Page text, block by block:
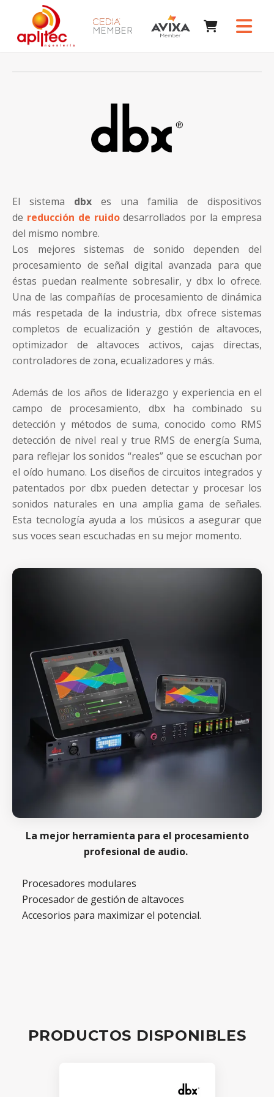
El sistema dbx es una familia de dispositivos
de reducción de ruidodesarrollados por la empresa
del mismo nombre.
Los mejores sistemas de sonido dependen del
procesamiento de señal digital avanzada para que
éstas puedan realmente sobresalir, y dbx lo ofrece.
Una de las compañías de procesamiento de dinámica
más respetada de la industria, dbx ofrece sistemas
completos de ecualización y gestión de altavoces,
optimizador de altavoces activos, cajas directas,
controladores de zona, ecualizadores y más.
Además de los años de liderazgo y experiencia en el
campo de procesamiento, dbx ha combinado su
detección y métodos de suma, conocido como RMS
detección de nivel real y true RMS de energía Suma,
para reflejar los sonidos “reales” que se escuchan por
el oído humano. Los diseños de circuitos integrados y
patentados por dbx pueden detectar y procesar los
sonidos naturales en una amplia gama de señales.
Esta tecnología ayuda a los músicos a asegurar que
sus voces sean escuchadas en su mejor momento.
La mejor herramienta para el procesamiento
profesional de audio.
Procesadores modulares
Procesador de gestión de altavoces
Accesorios para maximizar el potencial.
PRODUCTOS DISPONIBLES